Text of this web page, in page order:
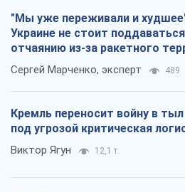
"Мы уже переживали и
Украине не стоит поддаваться
отчаянию из-за ракетного
Сергей Марченко, эксперт 489
Кремль переносит войну в
под угрозой критическая
Виктор Ягун 12,1 т.